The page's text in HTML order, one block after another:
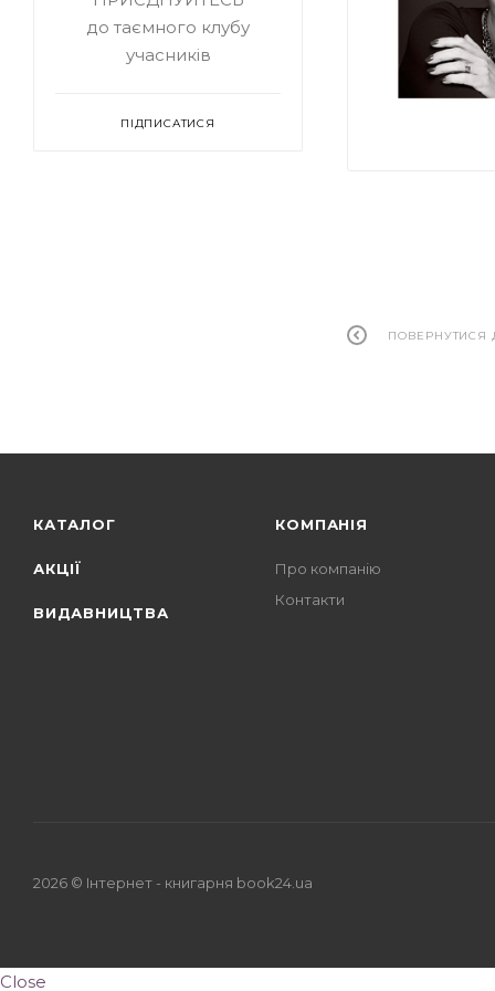
ПОВЕРНУТИСЯ
до таємного клубу
учасників
ПІДПИСАТИСЯ
КАТАЛОГ
АКЦІЇ
ВИДАВНИЦТВА
КОМПАНІЯ
Про компанію
Контакти
2026 © Iнтернет - книгарня book24.ua
Close